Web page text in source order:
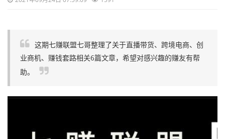
这期七赚联盟七哥整理了关于直播带货、跨境电商、创
业商机、赚钱套路相关6篇文章，希望对感兴趣的赚友有帮
助。